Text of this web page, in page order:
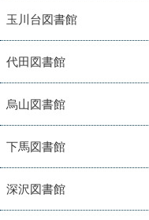
玉川台図書館
代田図書館
烏山図書館
下馬図書館
深沢図書館